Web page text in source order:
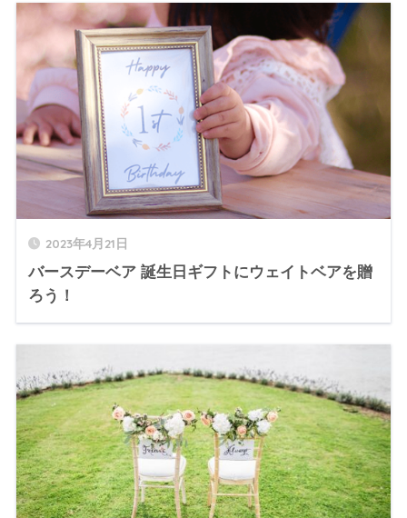
2023年4月21日
バースデーベア 誕生日ギフトにウェイトベアを贈
ろう！